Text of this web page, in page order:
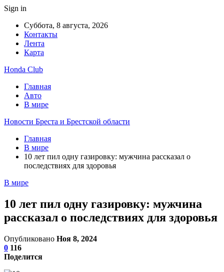
Sign in
Суббота, 8 августа, 2026
Контакты
Лента
Карта
Honda Club
Главная
Авто
В мире
Новости Бреста и Брестской области
Главная
В мире
10 лет пил одну газировку: мужчина рассказал о
последствиях для здоровья
В мире
10 лет пил одну газировку: мужчина
рассказал о последствиях для здоровья
Опубликовано Ноя 8, 2024
0 116
Поделится